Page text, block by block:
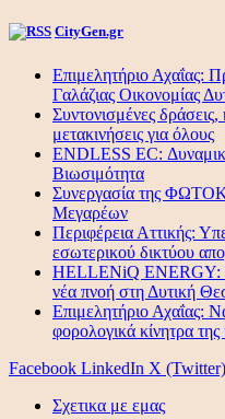
CityGen.gr
Επιμελητήριο Αχαΐας:
Γαλάζιας Οικονομίας
Συντονισμένες
μετακινήσεις για όλους
ENDLESS EC:
Βιωσιμότητα
Συνεργασία της
Μεγαρέων
Περιφέρεια Αττικής:
εσωτερικού δικτύου
HELLENiQ ENERGY:
νέα πνοή στη Δυτική
Επιμελητήριο Αχαΐας:
φορολογικά κίνητρα
Facebook LinkedIn X (Twitter)
Σχετικα με εμας